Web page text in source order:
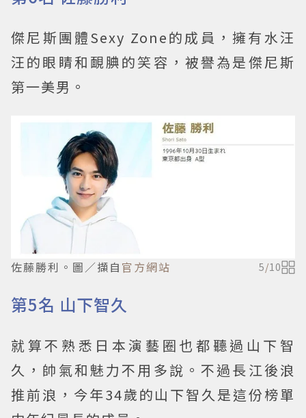
傑尼斯團體Sexy Zone的成員，擁有水汪
汪的眼睛和靦腆的笑容，被譽為是傑尼斯
第一美男。
佐藤勝利。圖／擷自 官方網站 5/10
第5名 山下智久
就算不熟悉日本演藝圈也都聽過山下智
久，帥氣和魅力不用多說。不過長江後浪
推前浪，今年34歲的山下智久是這份榜單